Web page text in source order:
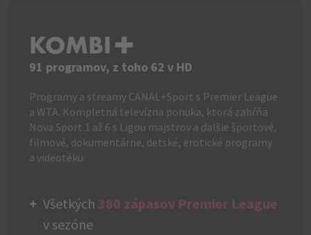
KOMBI+
91 programov, z toho 62 v HD
Programy a streamy CANAL+Sport s Premier League
a WTA. Kompletná televízna ponuka, ktorá zahŕňa
Nova Sport 1 až 6 s Ligou majstrov a ďalšie športové,
filmové, dokumentárne, detské, erotické programy
a videotéku.
Všetkých 380 zápasov Premier League
v sezóne